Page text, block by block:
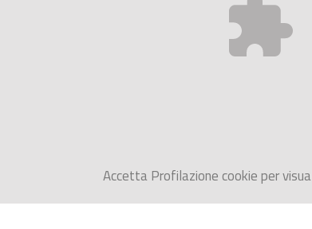
AccettaProfilazionecookie per